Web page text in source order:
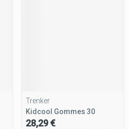
Trenker
Kidcool Gommes 30
28,29 €